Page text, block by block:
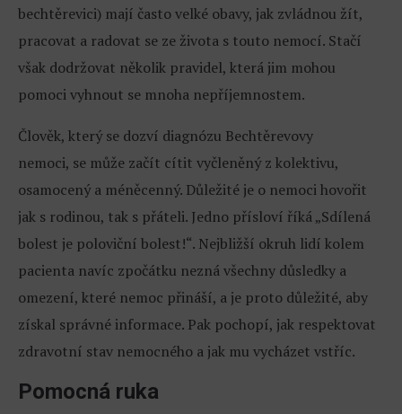
bechtěrevici) mají často velké obavy, jak zvládnou žít,
pracovat a radovat se ze života s touto nemocí. Stačí
však dodržovat několik pravidel, která jim mohou
pomoci vyhnout se mnoha nepříjemnostem.
Člověk, který se dozví diagnózu Bechtěrevovy
nemoci, se může začít cítit vyčleněný z kolektivu,
osamocený a méněcenný. Důležité je o nemoci hovořit
jak s rodinou, tak s přáteli. Jedno přísloví říká „Sdílená
bolest je poloviční bolest!“. Nejbližší okruh lidí kolem
pacienta navíc zpočátku nezná všechny důsledky a
omezení, které nemoc přináší, a je proto důležité, aby
získal správné informace. Pak pochopí, jak respektovat
zdravotní stav nemocného a jak mu vycházet vstříc.
Pomocná ruka